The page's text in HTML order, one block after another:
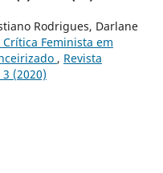
Rodrigues, Darlane
Crítica Feminista em
, Revista
(2020)